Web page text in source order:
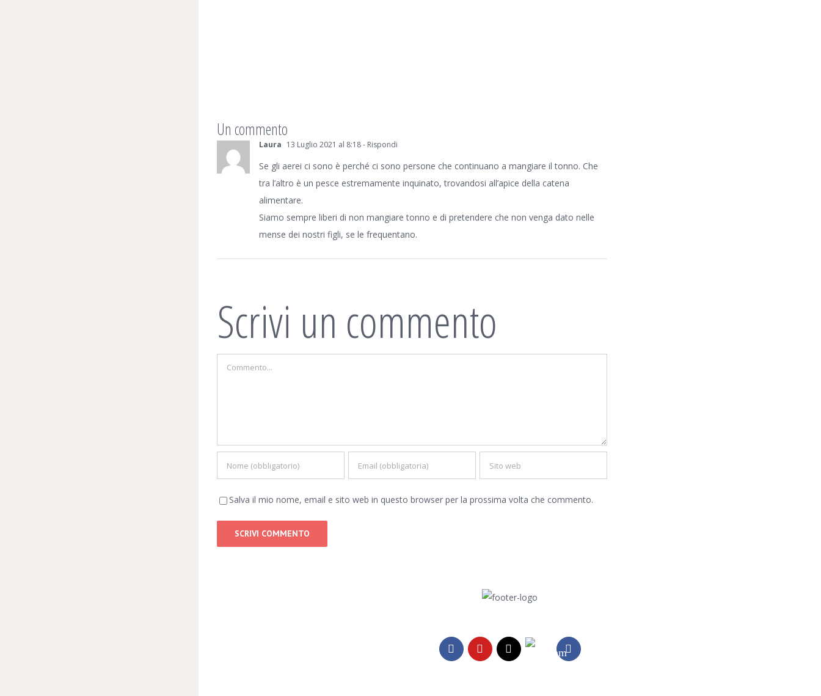
Un commento
Laura 13 Luglio 2021 al 8:18- Rispondi
Se gli aerei ci sono è perché ci sono persone che continuano a mangiare il tonno. Che
tra l’altro è un pesce estremamente inquinato, trovandosi all’apice della catena
alimentare.
Siamo sempre liberi di non mangiare tonno e di pretendere che non venga dato nelle
mense dei nostri figli, se le frequentano.
Scrivi un commento
Salva il mio nome, email e sito web in questo browser per la prossima volta che commento.
FacebookYouTubeEmailTelegram Instagram